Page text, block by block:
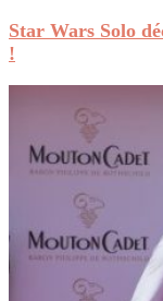
Star Wars Solo
!